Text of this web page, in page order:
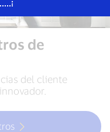
de
del cliente